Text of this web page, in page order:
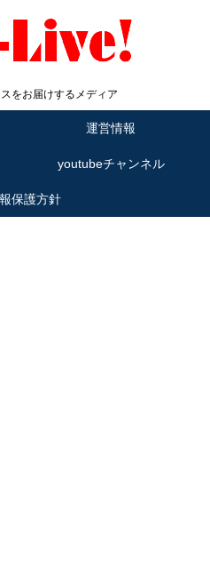
をお届けするメディア
運営情報
youtubeチャンネル
保護方針